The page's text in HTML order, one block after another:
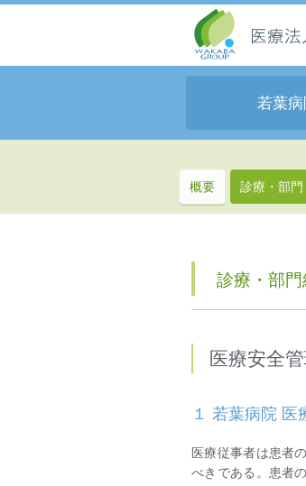
若葉病
概要 診療・部門
診療・部門
医療安全
１ 若葉病院 医
医療従事者は患者
べきである。患者